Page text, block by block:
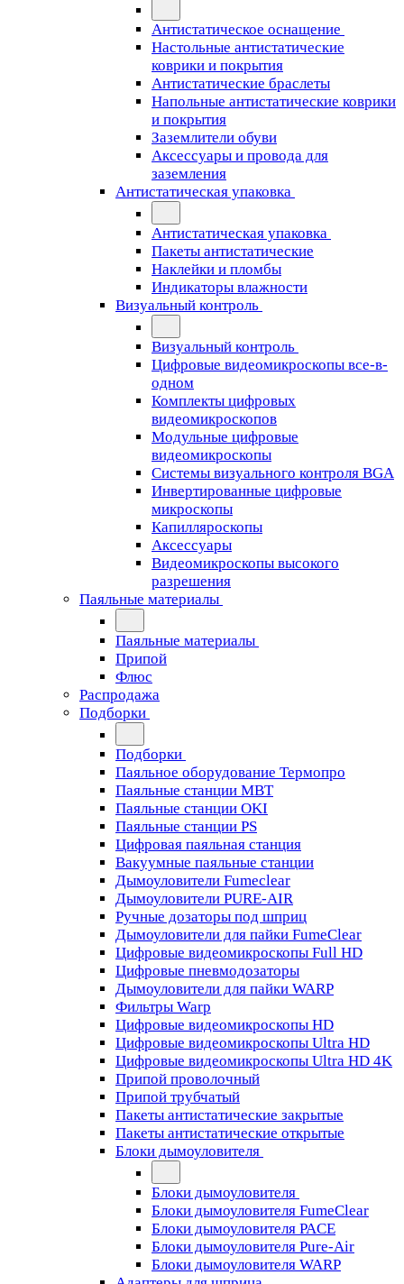
Антистатическое оснащение
Настольные антистатические
коврики и покрытия
Антистатические браслеты
Напольные антистатические коврики
и покрытия
Заземлители обуви
Аксессуары и провода для
заземления
Антистатическая упаковка
Антистатическая упаковка
Пакеты антистатические
Наклейки и пломбы
Индикаторы влажности
Визуальный контроль
Визуальный контроль
Цифровые видеомикроскопы все-в-
одном
Комплекты цифровых
видеомикроскопов
Модульные цифровые
видеомикроскопы
Cистемы визуального контроля BGA
Инвертированные цифровые
микроскопы
Капилляроскопы
Аксессуары
Видеомикроскопы высокого
разрешения
Паяльные материалы
Паяльные материалы
Припой
Флюс
Распродажа
Подборки
Подборки
Паяльное оборудование Термопро
Паяльные станции MBT
Паяльные станции OKI
Паяльные станции PS
Цифровая паяльная станция
Вакуумные паяльные станции
Дымоуловители Fumeclear
Дымоуловители PURE-AIR
Ручные дозаторы под шприц
Дымоуловители для пайки FumeClear
Цифровые видеомикроскопы Full HD
Цифровые пневмодозаторы
Дымоуловители для пайки WARP
Фильтры Warp
Цифровые видеомикроскопы HD
Цифровые видеомикроскопы Ultra HD
Цифровые видеомикроскопы Ultra HD 4K
Припой проволочный
Припой трубчатый
Пакеты антистатические закрытые
Пакеты антистатические открытые
Блоки дымоуловителя
Блоки дымоуловителя
Блоки дымоуловителя FumeClear
Блоки дымоуловителя PACE
Блоки дымоуловителя Pure-Air
Блоки дымоуловителя WARP